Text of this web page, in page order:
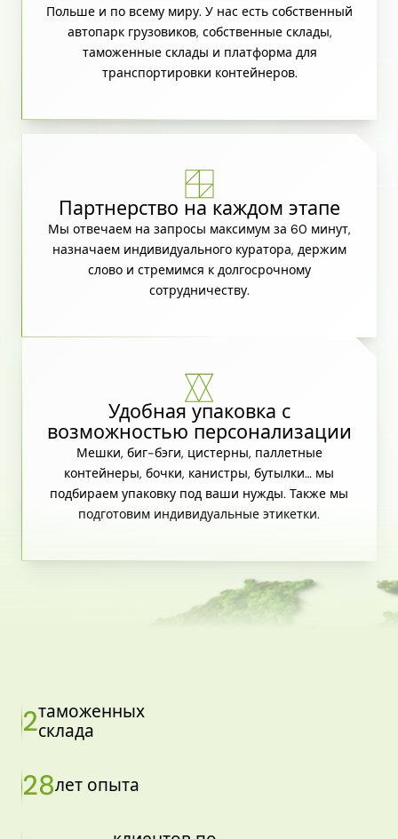
Польше и по всему миру. У нас есть собственный
автопарк грузовиков, собственные склады,
таможенные склады и платформа для
транспортировки контейнеров.
Партнерство на каждом этапе
Мы отвечаем на запросы максимум за 60 минут,
назначаем индивидуального куратора, держим
слово и стремимся к долгосрочному
сотрудничеству.
Удобная упаковка с
возможностью персонализации
Мешки, биг-бэги, цистерны, паллетные
контейнеры, бочки, канистры, бутылки… мы
подбираем упаковку под ваши нужды. Также мы
подготовим индивидуальные этикетки.
2таможенных
склада
28лет опыта